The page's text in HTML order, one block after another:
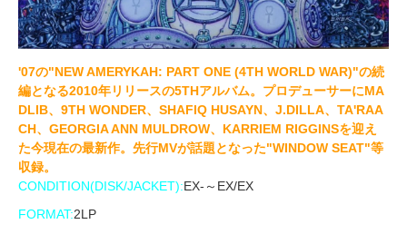
'07の"NEW AMERYKAH: PART ONE (4TH WORLD WAR)"の続
編となる2010年リリースの5THアルバム。プロデューサーにMA
DLIB、9TH WONDER、SHAFIQ HUSAYN、J.DILLA、TA'RAA
CH、GEORGIA ANN MULDROW、KARRIEM RIGGINSを迎え
た今現在の最新作。先行MVが話題となった"WINDOW SEAT"等
収録。
CONDITION(DISK/JACKET):EX-～EX/EX
FORMAT:2LP